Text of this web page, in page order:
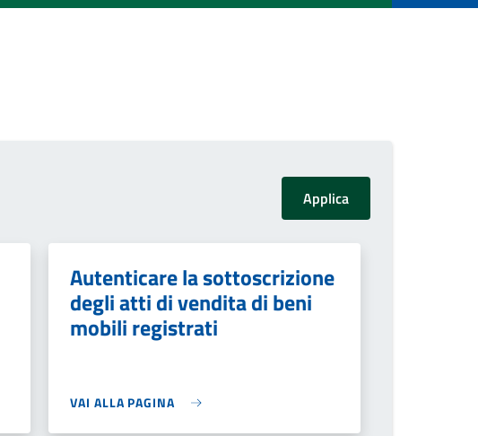
Autenticare la sottoscrizione
degli atti di vendita di beni
mobili registrati
VAI ALLA PAGINA